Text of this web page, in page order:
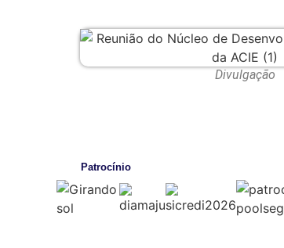
Divulgação
Patrocínio